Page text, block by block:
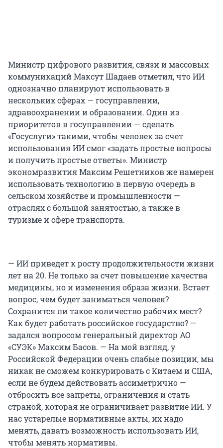
Министр цифрового развития, связи и массовых
коммуникаций Максут Шадаев отметил, что ИИ
однозначно планируют использовать в
нескольких сферах — госуправлении,
здравоохранении и образовании. Один из
приоритетов в госуправлении — сделать
«Госуслуги» такими, чтобы человек за счет
использования ИИ смог «задать простые вопросы
и получить простые ответы». Министр
экономразвития Максим Решетников же намерен
использовать технологию в первую очередь в
сельском хозяйстве и промышленности —
отраслях с большой занятостью, а также в
туризме и сфере транспорта.
— ИИ приведет к росту продолжительности жизни
лет на 20. Не только за счет повышение качества
медицины, но и изменения образа жизни. Встает
вопрос, чем будет заниматься человек?
Сохранится ли такое количество рабочих мест?
Как будет работать российское государство? —
задался вопросом генеральный директор АО
«СУЭК» Максим Басов. — На мой взгляд, у
Российской Федерации очень слабые позиции, мы
никак не сможем конкурировать с Китаем и США,
если не будем действовать ассиметрично —
отбросить все запреты, ограничения и стать
страной, которая не ограничивает развитие ИИ. У
нас устарелые нормативные акты, их надо
менять, давать возможность использовать ИИ,
чтобы менять нормативы.